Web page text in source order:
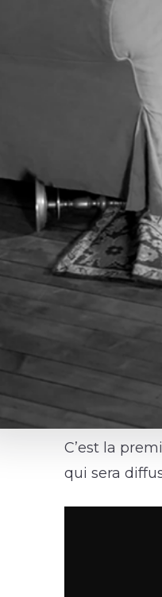
C’est la
qui sera